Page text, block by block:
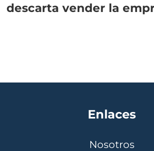
descarta vender la
Enlaces
Nosotros